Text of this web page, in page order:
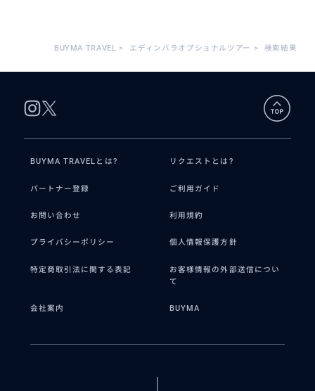
BUYMA TRAVEL > エディンバラオプショナルツアー > 検索結果
BUYMA TRAVELとは? リクエストとは?
パートナー登録 ご利用ガイド
お問い合わせ 利用規約
プライバシーポリシー 個人情報保護方針
特定商取引法に関する表記
お客様情報の外部送信につい
て
会社案内 BUYMA